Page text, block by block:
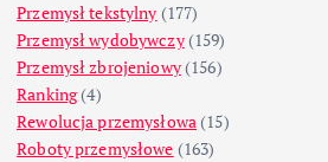
Przemysł tekstylny (177)
Przemysł wydobywczy(159)
Przemysł zbrojeniowy(156)
Ranking(4)
Rewolucja przemysłowa (15)
Roboty przemysłowe (163)